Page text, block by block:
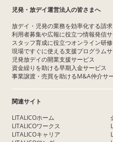
児発・放デイ運営法人の皆さまへ
放デイ・児発の業務を効率化する請求
利用者募集や広報に役立つ情報発信
スタッフ育成に役立つオンライン研
現場ですぐに使える支援プログラム
児発放デイの開業支援サービス
資金繰りを助ける早期入金サービス
事業譲渡・売買を助けるM&A仲介サ
関連サイト
LITALICOホーム
LITALICOワークス
LITALICOキャリア